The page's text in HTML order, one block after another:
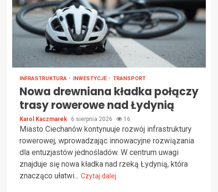
INFRASTRUKTURA INWESTYCJE TRANSPORT
Nowa drewniana kładka połączy
trasy rowerowe nad Łydynią
Karol Kaczmarek 6 sierpnia 2026 16
Miasto Ciechanów kontynuuje rozwój infrastruktury
rowerowej, wprowadzając innowacyjne rozwiązania
dla entuzjastów jednośladów. W centrum uwagi
znajduje się nowa kładka nad rzeką Łydynią, która
znacząco ułatwi... Czytaj dalej